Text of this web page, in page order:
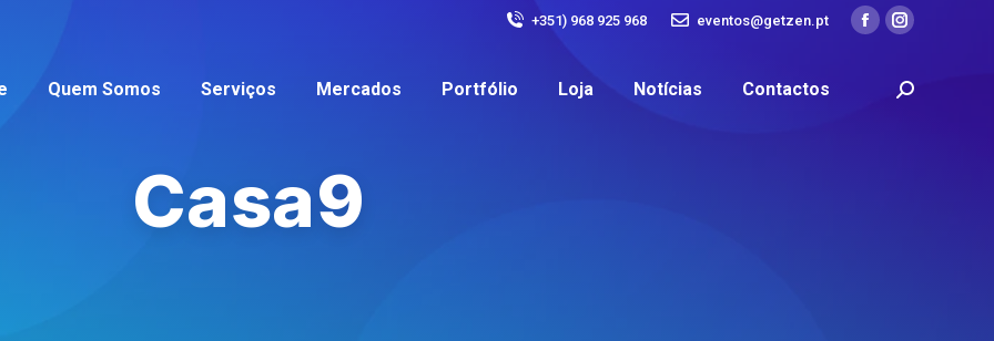
+351) 968 925 968 eventos@getzen.pt
Quem Somos Serviços Mercados Portfólio Loja Notícias Contactos
Casa9